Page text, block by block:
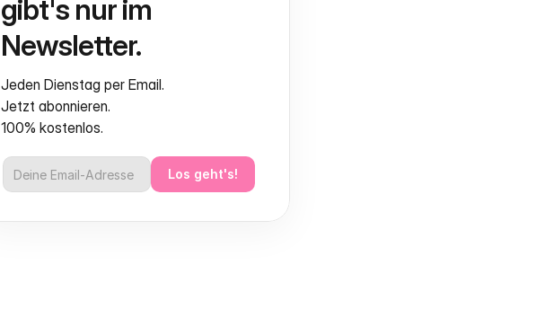
gibt's nur im
Newsletter.
Jeden Dienstag per Email.
Jetzt abonnieren.
100% kostenlos.
Los geht's!